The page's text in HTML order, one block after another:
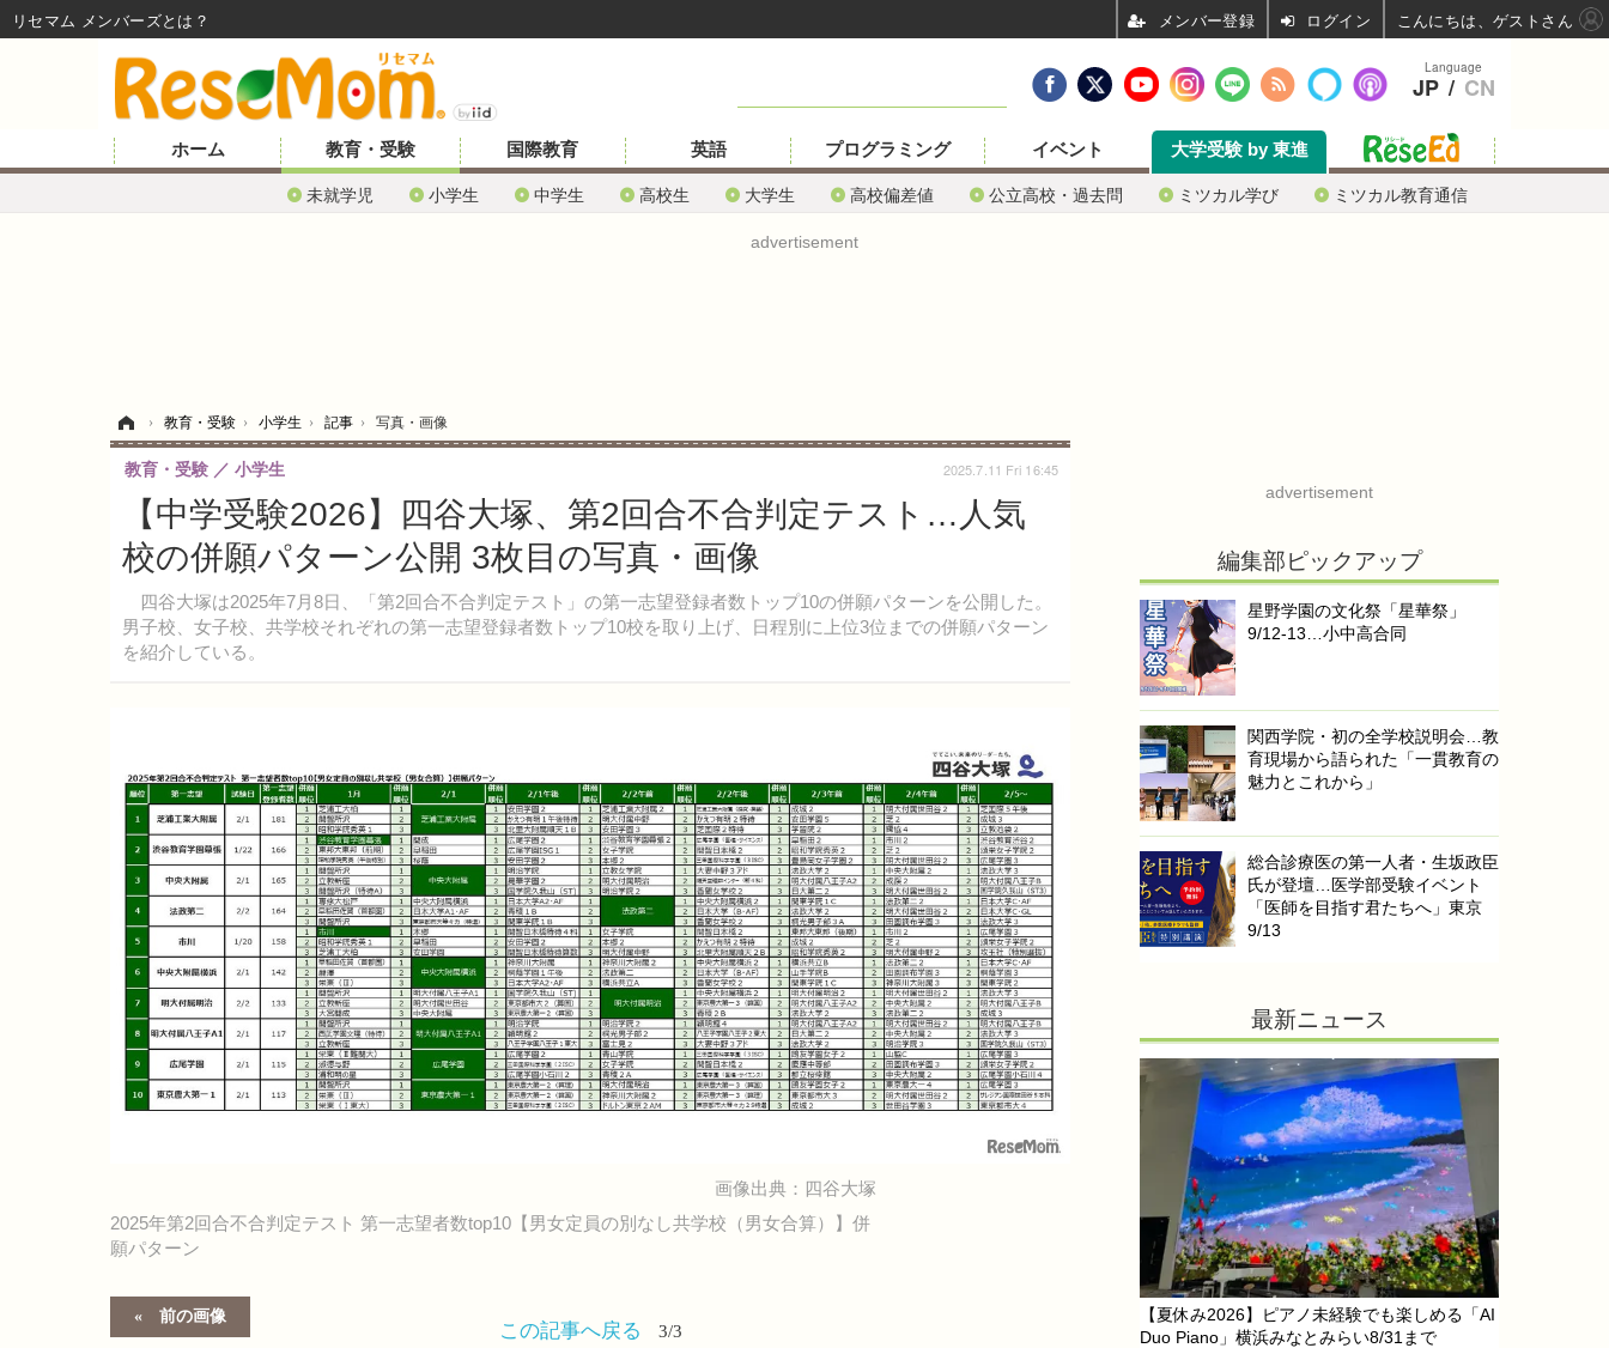
ホーム 教育・受験
未就学児 小学生 中学生 高校生 大学生 高校偏差値 公立高校・過去問 ミツカル学び ミツカル教育通信
国際教育 英語 プログラミング イベント 大学受験 by 東進
advertisement
› 教育・受験 › 小学生 › 記事 › 写真・画像
【中学受験2026】四谷大塚、第2回合不合判定テスト…人気
校の併願パターン公開 3枚目の写真・画像
四谷大塚は2025年7月8日、「第2回合不合判定テスト」の第一志望登録者数トップ10の併願パターンを公開した。
男子校、女子校、共学校それぞれの第一志望登録者数トップ10校を取り上げ、日程別に上位3位までの併願パターン
を紹介している。
教育・受験 小学生 2025.7.11 Fri 16:45
画像出典：四谷大塚
2025年第2回合不合判定テスト 第一志望者数top10【男女定員の別なし共学校（男女合算）】併
願パターン
前の画像
この記事へ戻る 3/3
advertisement
編集部ピックアップ
星野学園の文化祭「星華祭」
9/12-13…小中高合同
関西学院・初の全学校説明会…教
育現場から語られた「一貫教育の
魅力とこれから」
総合診療医の第一人者・生坂政臣
氏が登壇…医学部受験イベント
「医師を目指す君たちへ」東京
9/13
最新ニュース
【夏休み2026】ピアノ未経験でも楽しめる「AI
Duo Piano」横浜みなとみらい8/31まで
Language
JP / CN
リセマム メンバーズ ログイン こんにちは、ゲストさん